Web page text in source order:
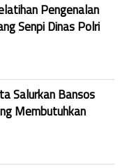
Pengenalan
Senpi Dinas Polri
Salurkan Bansos
Membutuhkan